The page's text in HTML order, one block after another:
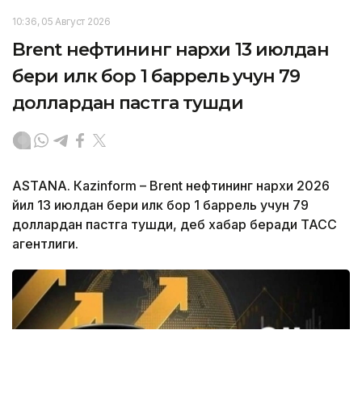
10:36, 05 Август 2026
Brent нефтининг нархи 13 июлдан
бери илк бор 1 баррель учун 79
доллардан пастга тушди
ASTANА. Кazinform – Brent нефтининг нархи 2026
йил 13 июлдан бери илк бор 1 баррель учун 79
доллардан пастга тушди, деб хабар беради ТАСС
агентлиги.